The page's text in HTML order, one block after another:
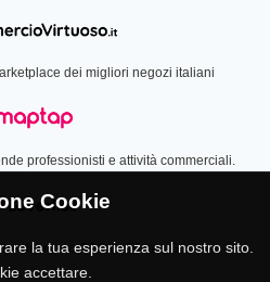
dei migliori negozi italiani
professionisti e attività commerciali.
di prezzo CSS certificato Google
Cookie
la tua esperienza sul nostro sito.
accettare.